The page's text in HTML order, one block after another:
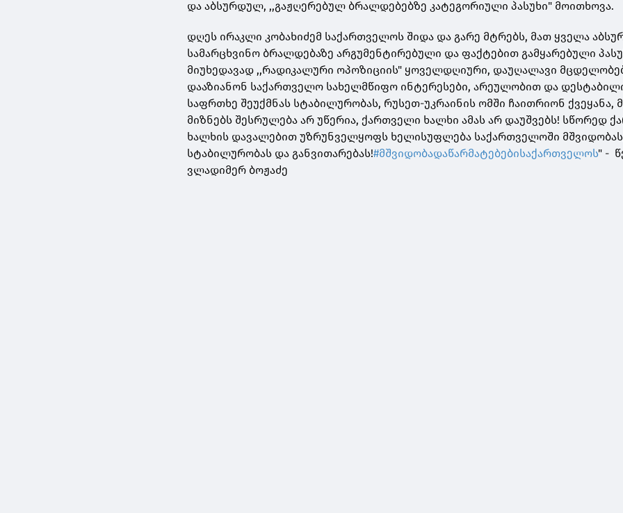
და აბსურდულ, ,,გაჟღერებულ ბრალდებებზე კატეგორიული პასუხი" მოითხოვა.
დღეს ირაკლი კობახიძემ საქართველოს შიდა და გარე მტრებს, მათ ყველა
სამარცხვინო ბრალდებაზე არგუმენტირებული და ფაქტებით გამყარებული
მიუხედავად ,,რადიკალური ოპოზიციის" ყოველდღიური, დაუღალავი
დააზიანონ საქართველო სახელმწიფო ინტერესები, არეულობით და
საფრთხე შეუქმნას სტაბილურობას, რუსეთ-უკრაინის ომში ჩაითრიონ ქვეყანა,
მიზნებს შესრულება არ უწერია, ქართველი ხალხი ამას არ დაუშვებს! სწორედ
ხალხის დავალებით უზრუნველყოფს ხელისუფლება საქართველოში
სტაბილურობას და განვითარებას!#მშვიდობადაწარმატებებისაქართველოს" -
ვლადიმერ ბოჟაძე